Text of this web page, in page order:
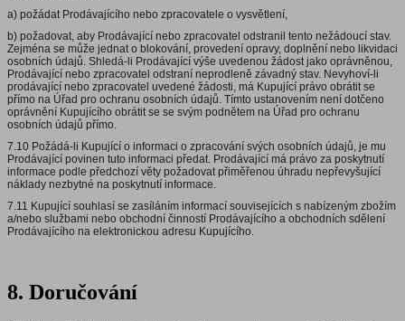
a) požádat Prodávajícího nebo zpracovatele o vysvětlení,
b) požadovat, aby Prodávající nebo zpracovatel odstranil tento nežádoucí stav.
Zejména se může jednat o blokování, provedení opravy, doplnění nebo likvidaci
osobních údajů. Shledá-li Prodávající výše uvedenou žádost jako oprávněnou,
Prodávající nebo zpracovatel odstraní neprodleně závadný stav. Nevyhoví-li
prodávající nebo zpracovatel uvedené žádosti, má Kupující právo obrátit se
přímo na Úřad pro ochranu osobních údajů. Tímto ustanovením není dotčeno
oprávnění Kupujícího obrátit se se svým podnětem na Úřad pro ochranu
osobních údajů přímo.
7.10 Požádá-li Kupující o informaci o zpracování svých osobních údajů, je mu
Prodávající povinen tuto informaci předat. Prodávající má právo za poskytnutí
informace podle předchozí věty požadovat přiměřenou úhradu nepřevyšující
náklady nezbytné na poskytnutí informace.
7.11 Kupující souhlasí se zasíláním informací souvisejících s nabízeným zbožím
a/nebo službami nebo obchodní činností Prodávajícího a obchodních sdělení
Prodávajícího na elektronickou adresu Kupujícího.
8. Doručování